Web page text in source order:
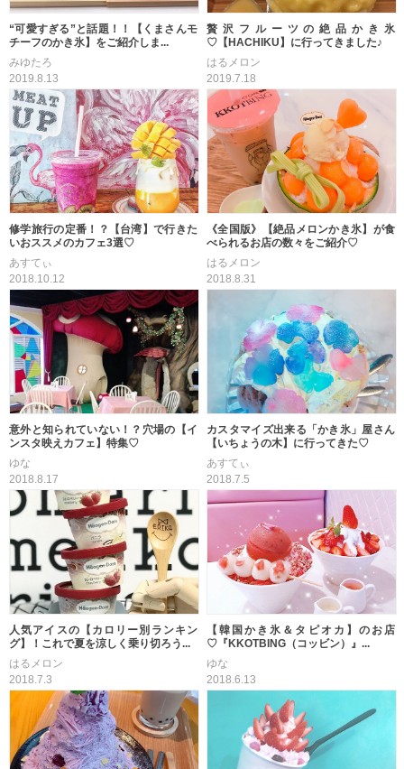
“可愛すぎる”と話題！！【くまさんモ
チーフのかき氷】をご紹介しま...
みゆたろ
2019.8.13
贅沢フルーツの絶品かき氷
♡【HACHIKU】に行ってきました♪
はるメロン
2019.7.18
修学旅行の定番！？【台湾】で行きた
いおススメのカフェ3選♡
あすてぃ
2018.10.12
《全国版》【絶品メロンかき氷】が食
べられるお店の数々をご紹介♡
はるメロン
2018.8.31
意外と知られていない！？穴場の【イ
ンスタ映えカフェ】特集♡
ゆな
2018.8.17
カスタマイズ出来る「かき氷」屋さん
【いちょうの木】に行ってきた♡
あすてぃ
2018.7.5
人気アイスの【カロリー別ランキン
グ】！これで夏を涼しく乗り切ろう...
はるメロン
2018.7.3
【韓国かき氷＆タピオカ】のお店
♡『KKOTBING（コッビン）』...
ゆな
2018.6.13